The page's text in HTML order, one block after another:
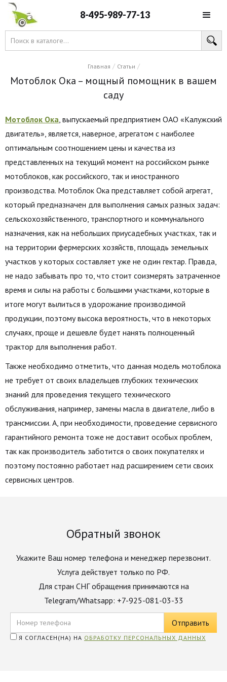
8-495-989-77-13
Главная / Статьи /
Мотоблок Ока – мощный помощник в вашем
саду
Мотоблок Ока, выпускаемый предприятием ОАО «Калужский
двигатель», является, наверное, агрегатом с наиболее
оптимальным соотношением цены и качества из
представленных на текущий момент на российском рынке
мотоблоков, как российского, так и иностранного
производства. Мотоблок Ока представляет собой агрегат,
который предназначен для выполнения самых разных задач:
сельскохозяйственного, транспортного и коммунального
назначения, как на небольших приусадебных участках, так и
на территории фермерских хозяйств, площадь земельных
участков у которых составляет уже не один гектар. Правда,
не надо забывать про то, что стоит соизмерять затраченное
время и силы на работы с большими участками, которые в
итоге могут вылиться в удорожание производимой
продукции, поэтому высока вероятность, что в некоторых
случаях, проще и дешевле будет нанять полноценный
трактор для выполнения работ.
Также необходимо отметить, что данная модель мотоблока
не требует от своих владельцев глубоких технических
знаний для проведения текущего технического
обслуживания, например, замены масла в двигателе, либо в
трансмиссии. А, при необходимости, проведение сервисного
гарантийного ремонта тоже не доставит особых проблем,
так как производитель заботится о своих покупателях и
поэтому постоянно работает над расширением сети своих
сервисных центров.
Обратный звонок
Укажите Ваш номер телефона и менеджер перезвонит.
Услуга действует только по РФ.
Для стран СНГ обращения принимаются на
Telegram/Whatsapp: +7-925-081-03-33
Я СОГЛАСЕН(НА) НА ОБРАБОТКУ ПЕРСОНАЛЬНЫХ ДАННЫХ